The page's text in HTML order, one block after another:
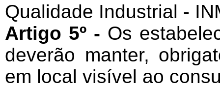
Qualidade Industrial -
Artigo 5º - Os
deverão manter,
em local visível ao